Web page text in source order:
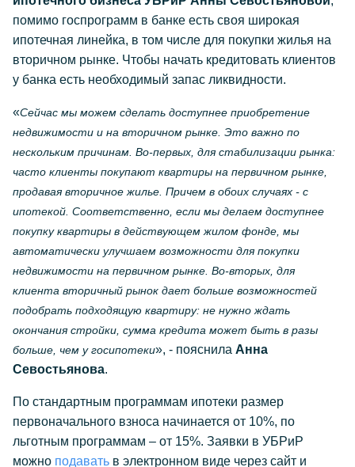
помимо госпрограмм в банке есть своя широкая
ипотечная линейка, в том числе для покупки жилья на
вторичном рынке. Чтобы начать кредитовать клиентов
у банка есть необходимый запас ликвидности.
«Сейчас мы можем сделать доступнее приобретение
недвижимости и на вторичном рынке. Это важно по
нескольким причинам. Во-первых, для стабилизации рынка:
часто клиенты покупают квартиры на первичном рынке,
продавая вторичное жилье. Причем в обоих случаях - с
ипотекой. Соответственно, если мы делаем доступнее
покупку квартиры в действующем жилом фонде, мы
автоматически улучшаем возможности для покупки
недвижимости на первичном рынке. Во-вторых, для
клиента вторичный рынок дает больше возможностей
подобрать подходящую квартиру: не нужно ждать
окончания стройки, сумма кредита может быть в разы
больше, чем у госипотеки», - пояснила Анна
Севостьянова.
По стандартным программам ипотеки размер
первоначального взноса начинается от 10%, по
льготным программам – от 15%. Заявки в УБРиР
можно подавать в электронном виде через сайт и